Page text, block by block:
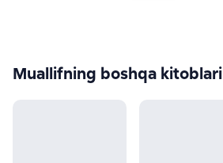
Muallifning boshqa kitoblari